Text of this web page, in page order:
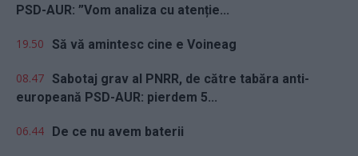
PSD-AUR: ”Vom analiza cu atenție...
19.50 Să vă amintesc cine e Voineag
08.47 Sabotaj grav al PNRR, de către tabăra anti-
europeană PSD-AUR: pierdem 5...
06.44 De ce nu avem baterii